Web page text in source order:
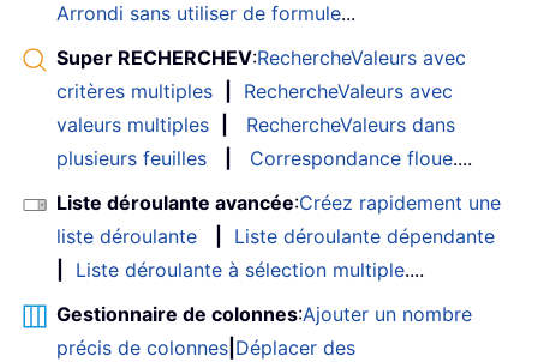
Arrondi sans utiliser de formule...
Super RECHERCHEV:RechercheValeurs avec
critères multiples
RechercheValeurs avec
valeurs multiples
RechercheValeurs dans
plusieurs feuilles
Correspondance floue....
Liste déroulante avancée:Créez rapidement une
liste déroulante
Liste déroulante dépendante
Liste déroulante à sélection multiple....
Gestionnaire de colonnes:Ajouter un nombre
précis de colonnes Déplacer des